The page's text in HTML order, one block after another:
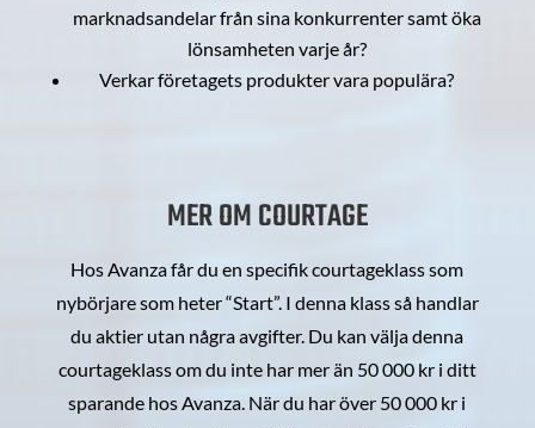
marknadsandelar från sina konkurrenter samt öka
lönsamheten varje år?
Verkar företagets produkter vara populära?
MER OM COURTAGE
Hos Avanza får du en specifik courtageklass som
nybörjare som heter “Start”. I denna klass så handlar
du aktier utan några avgifter. Du kan välja denna
courtageklass om du inte har mer än 50 000 kr i ditt
sparande hos Avanza. När du har över 50 000 kr i